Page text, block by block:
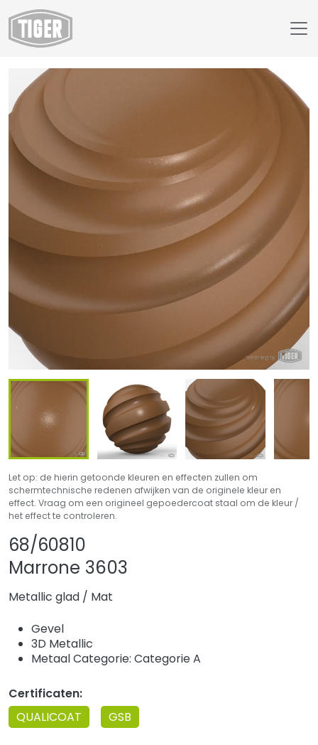
Webshop
68/60810 - Marrone 3603
Let op: de hierin getoonde kleuren en effecten zullen om
schermtechnische redenen afwijken van de originele kleur en
effect. Vraag om een origineel gepoedercoat staal om de kleur /
het effect te controleren.
68/60810
Marrone 3603
Metallic glad / Mat
Gevel
3D Metallic
Metaal Categorie: Categorie A
Certificaten:
QUALICOAT
GSB